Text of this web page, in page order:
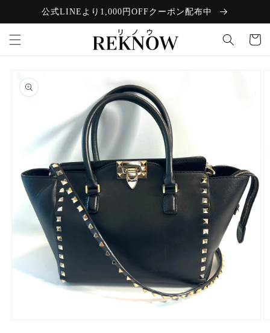
コンテン公式LINEより1,000円OFFクーポン配布中
カ
ー
にスキッ
プ